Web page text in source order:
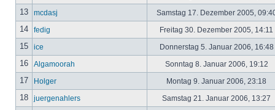
13 mcdasj Samstag 17. Dezember 2005,
14 fedig Freitag 30. Dezember 2005, 14:11
15 ice Donnerstag 5. Januar 2006, 16:48
16 Algamoorah Sonntag 8. Januar 2006, 19:12
17 Holger Montag 9. Januar 2006, 23:18
18 juergenahlers Samstag 21. Januar 2006, 13:27